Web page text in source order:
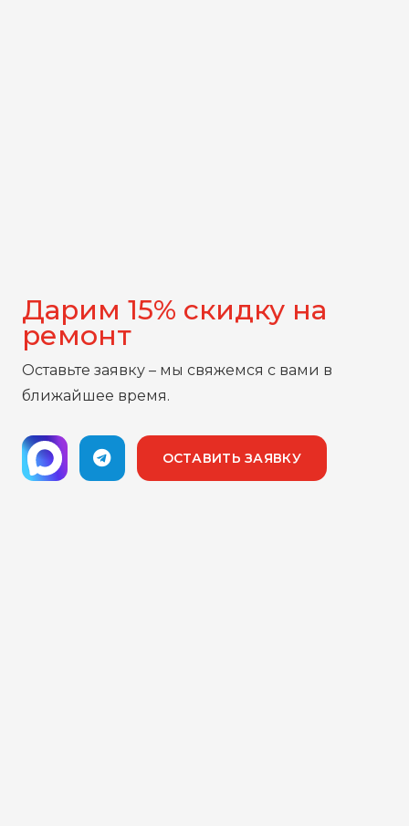
Дарим 15% скидку на
ремонт
Оставьте заявку – мы свяжемся с вами в
ближайшее время.
ОСТАВИТЬ ЗАЯВКУ